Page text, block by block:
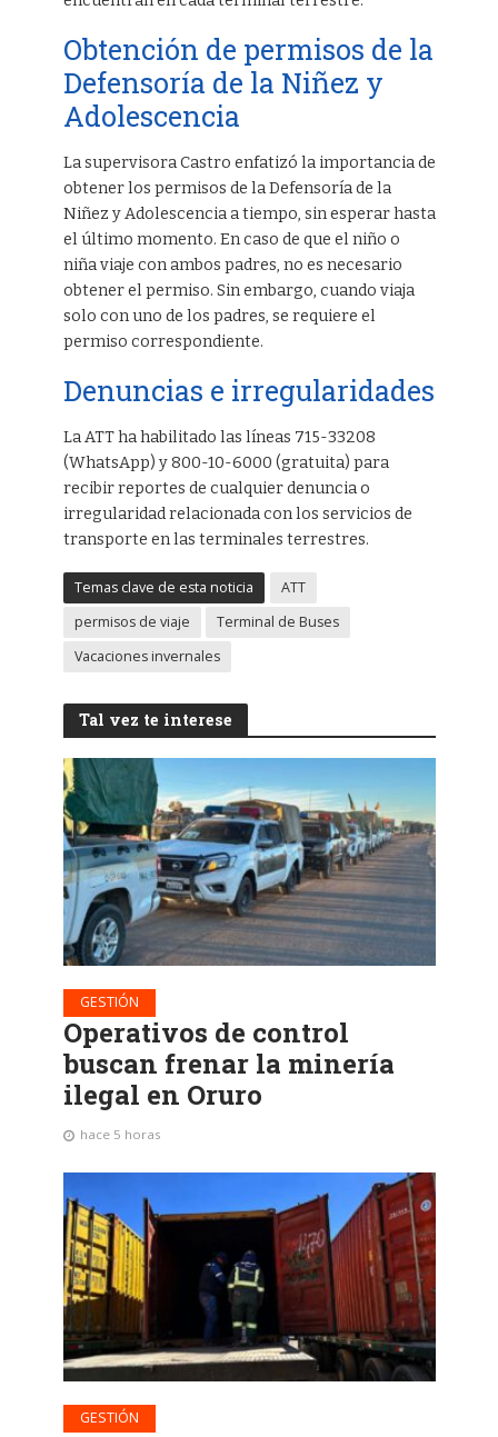
Obtención de permisos de la
Defensoría de la Niñez y
Adolescencia
La supervisora Castro enfatizó la importancia de
obtener los permisos de la Defensoría de la
Niñez y Adolescencia a tiempo, sin esperar hasta
el último momento. En caso de que el niño o
niña viaje con ambos padres, no es necesario
obtener el permiso. Sin embargo, cuando viaja
solo con uno de los padres, se requiere el
permiso correspondiente.
Denuncias e irregularidades
La ATT ha habilitado las líneas 715-33208
(WhatsApp) y 800-10-6000 (gratuita) para
recibir reportes de cualquier denuncia o
irregularidad relacionada con los servicios de
transporte en las terminales terrestres.
Temas clave de esta noticia
ATT
permisos de viaje
Terminal de Buses
Vacaciones invernales
Tal vez te interese
GESTIÓN
Operativos de control
buscan frenar la minería
ilegal en Oruro
hace 5 horas
GESTIÓN